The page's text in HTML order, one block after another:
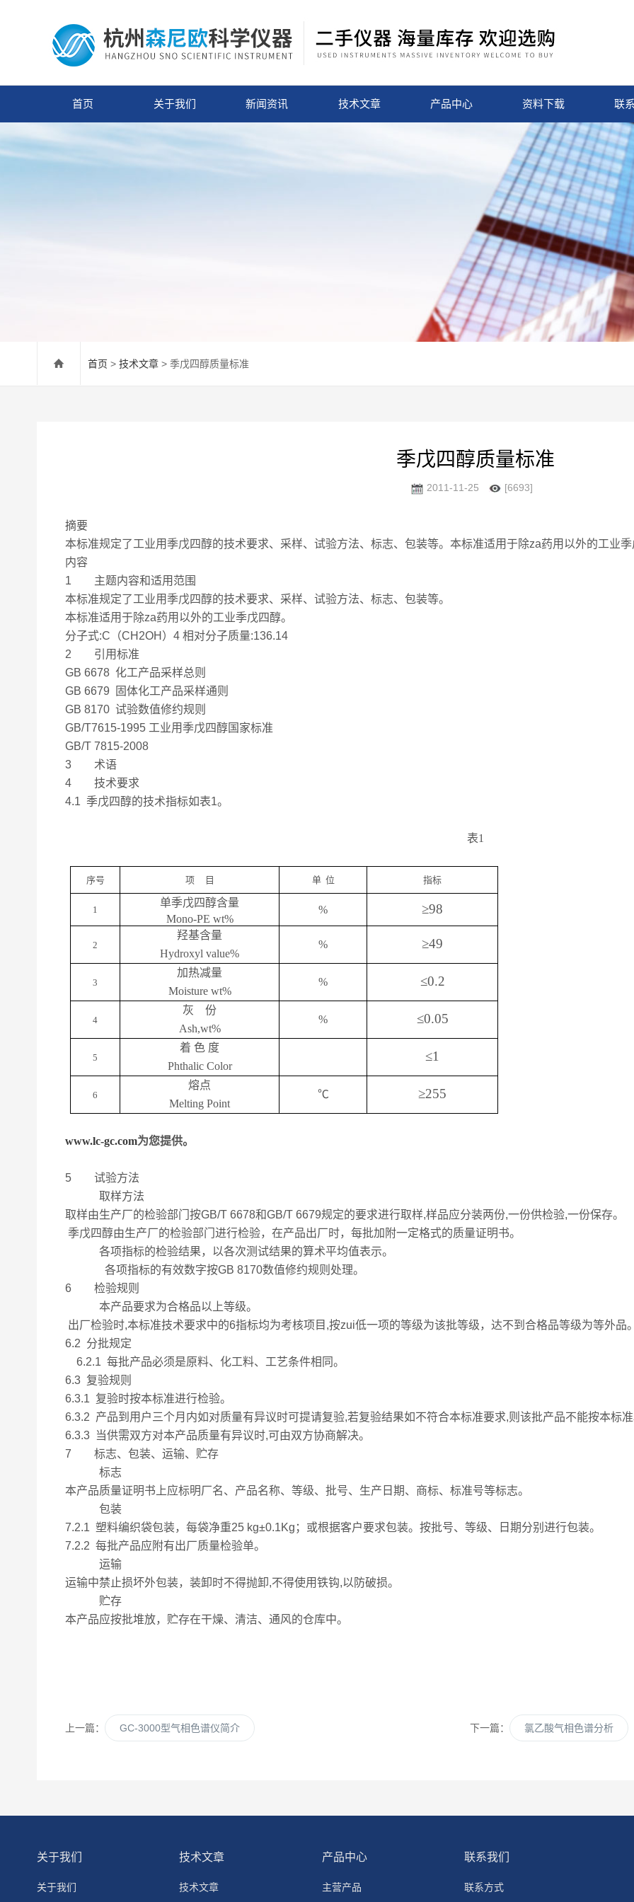
首页 关于我们 新闻资讯 技术文章 产品中心 资料下载 联
首页 > 技术文章 > 季戊四醇质量标准
季戊四醇质量标准
2011-11-25 [6693]
摘要
本标准规定了工业用季戊四醇的技术要求、采样、试验方法、标志、包装等。本标准适用于除za药用以外的工业
内容
1 主题内容和适用范围
本标准规定了工业用季戊四醇的技术要求、采样、试验方法、标志、包装等。
本标准适用于除za药用以外的工业季戊四醇。
分子式:C（CH2OH）4 相对分子质量:136.14
2 引用标准
GB 6678 化工产品采样总则
GB 6679 固体化工产品采样通则
GB 8170 试验数值修约规则
GB/T7615-1995 工业用季戊四醇国家标准
GB/T 7815-2008
3 术语
4 技术要求
4.1 季戊四醇的技术指标如表1。
表1
序号 项 目 单 位 指标
1
单季戊四醇含量
Mono-PE wt%
% ≥98
2
羟基含量
Hydroxyl value%
% ≥49
3
加热减量
Moisture wt%
% ≤0.2
4
灰
份
Ash,wt%
% ≤0.05
5
着 色 度
Phthalic Color
≤1
6
熔点
Melting Point
℃ ≥255
www.lc-gc.com为您提供。
5 试验方法
取样方法
取样由生产厂的检验部门按GB/T 6678和GB/T 6679规定的要求进行取样,样品应分装两份,一份供检验,一份保存。
季戊四醇由生产厂的检验部门进行检验，在产品出厂时，每批加附一定格式的质量证明书。
各项指标的检验结果，以各次测试结果的算术平均值表示。
各项指标的有效数字按GB 8170数值修约规则处理。
6 检验规则
本产品要求为合格品以上等级。
出厂检验时,本标准技术要求中的6指标均为考核项目,按zui低一项的等级为该批等级，达不到合格品等级为等外品
6.2 分批规定
6.2.1 每批产品必须是原料、化工料、工艺条件相同。
6.3 复验规则
6.3.1 复验时按本标准进行检验。
6.3.2 产品到用户三个月内如对质量有异议时可提请复验,若复验结果如不符合本标准要求,则该批产品不能按本标
6.3.3 当供需双方对本产品质量有异议时,可由双方协商解决。
7 标志、包装、运输、贮存
标志
本产品质量证明书上应标明厂名、产品名称、等级、批号、生产日期、商标、标准号等标志。
包装
7.2.1 塑料编织袋包装，每袋净重25 kg±0.1Kg；或根据客户要求包装。按批号、等级、日期分别进行包装。
7.2.2 每批产品应附有出厂质量检验单。
运输
运输中禁止损坏外包装，装卸时不得抛卸,不得使用铁钩,以防破损。
贮存
本产品应按批堆放，贮存在干燥、清洁、通风的仓库中。
上一篇： GC-3000型气相色谱仪简介 下一篇： 氯乙酸气相色谱分析
关于我们
关于我们
技术文章
技术文章
产品中心
主营产品
联系我们
联系方式